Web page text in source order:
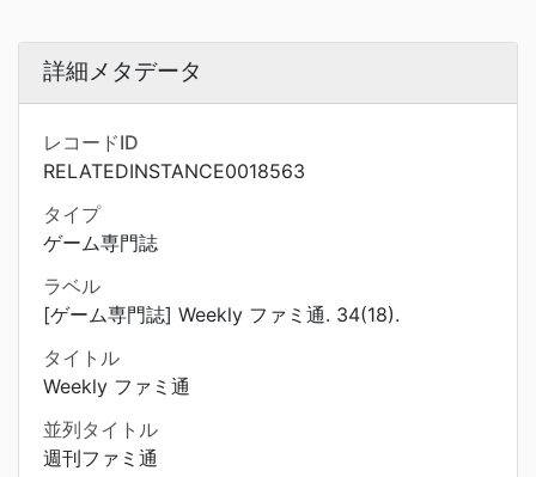
詳細メタデータ
レコードID
RELATEDINSTANCE0018563
タイプ
ゲーム専門誌
ラベル
[ゲーム専門誌] Weekly ファミ通. 34(18).
タイトル
Weekly ファミ通
並列タイトル
週刊ファミ通